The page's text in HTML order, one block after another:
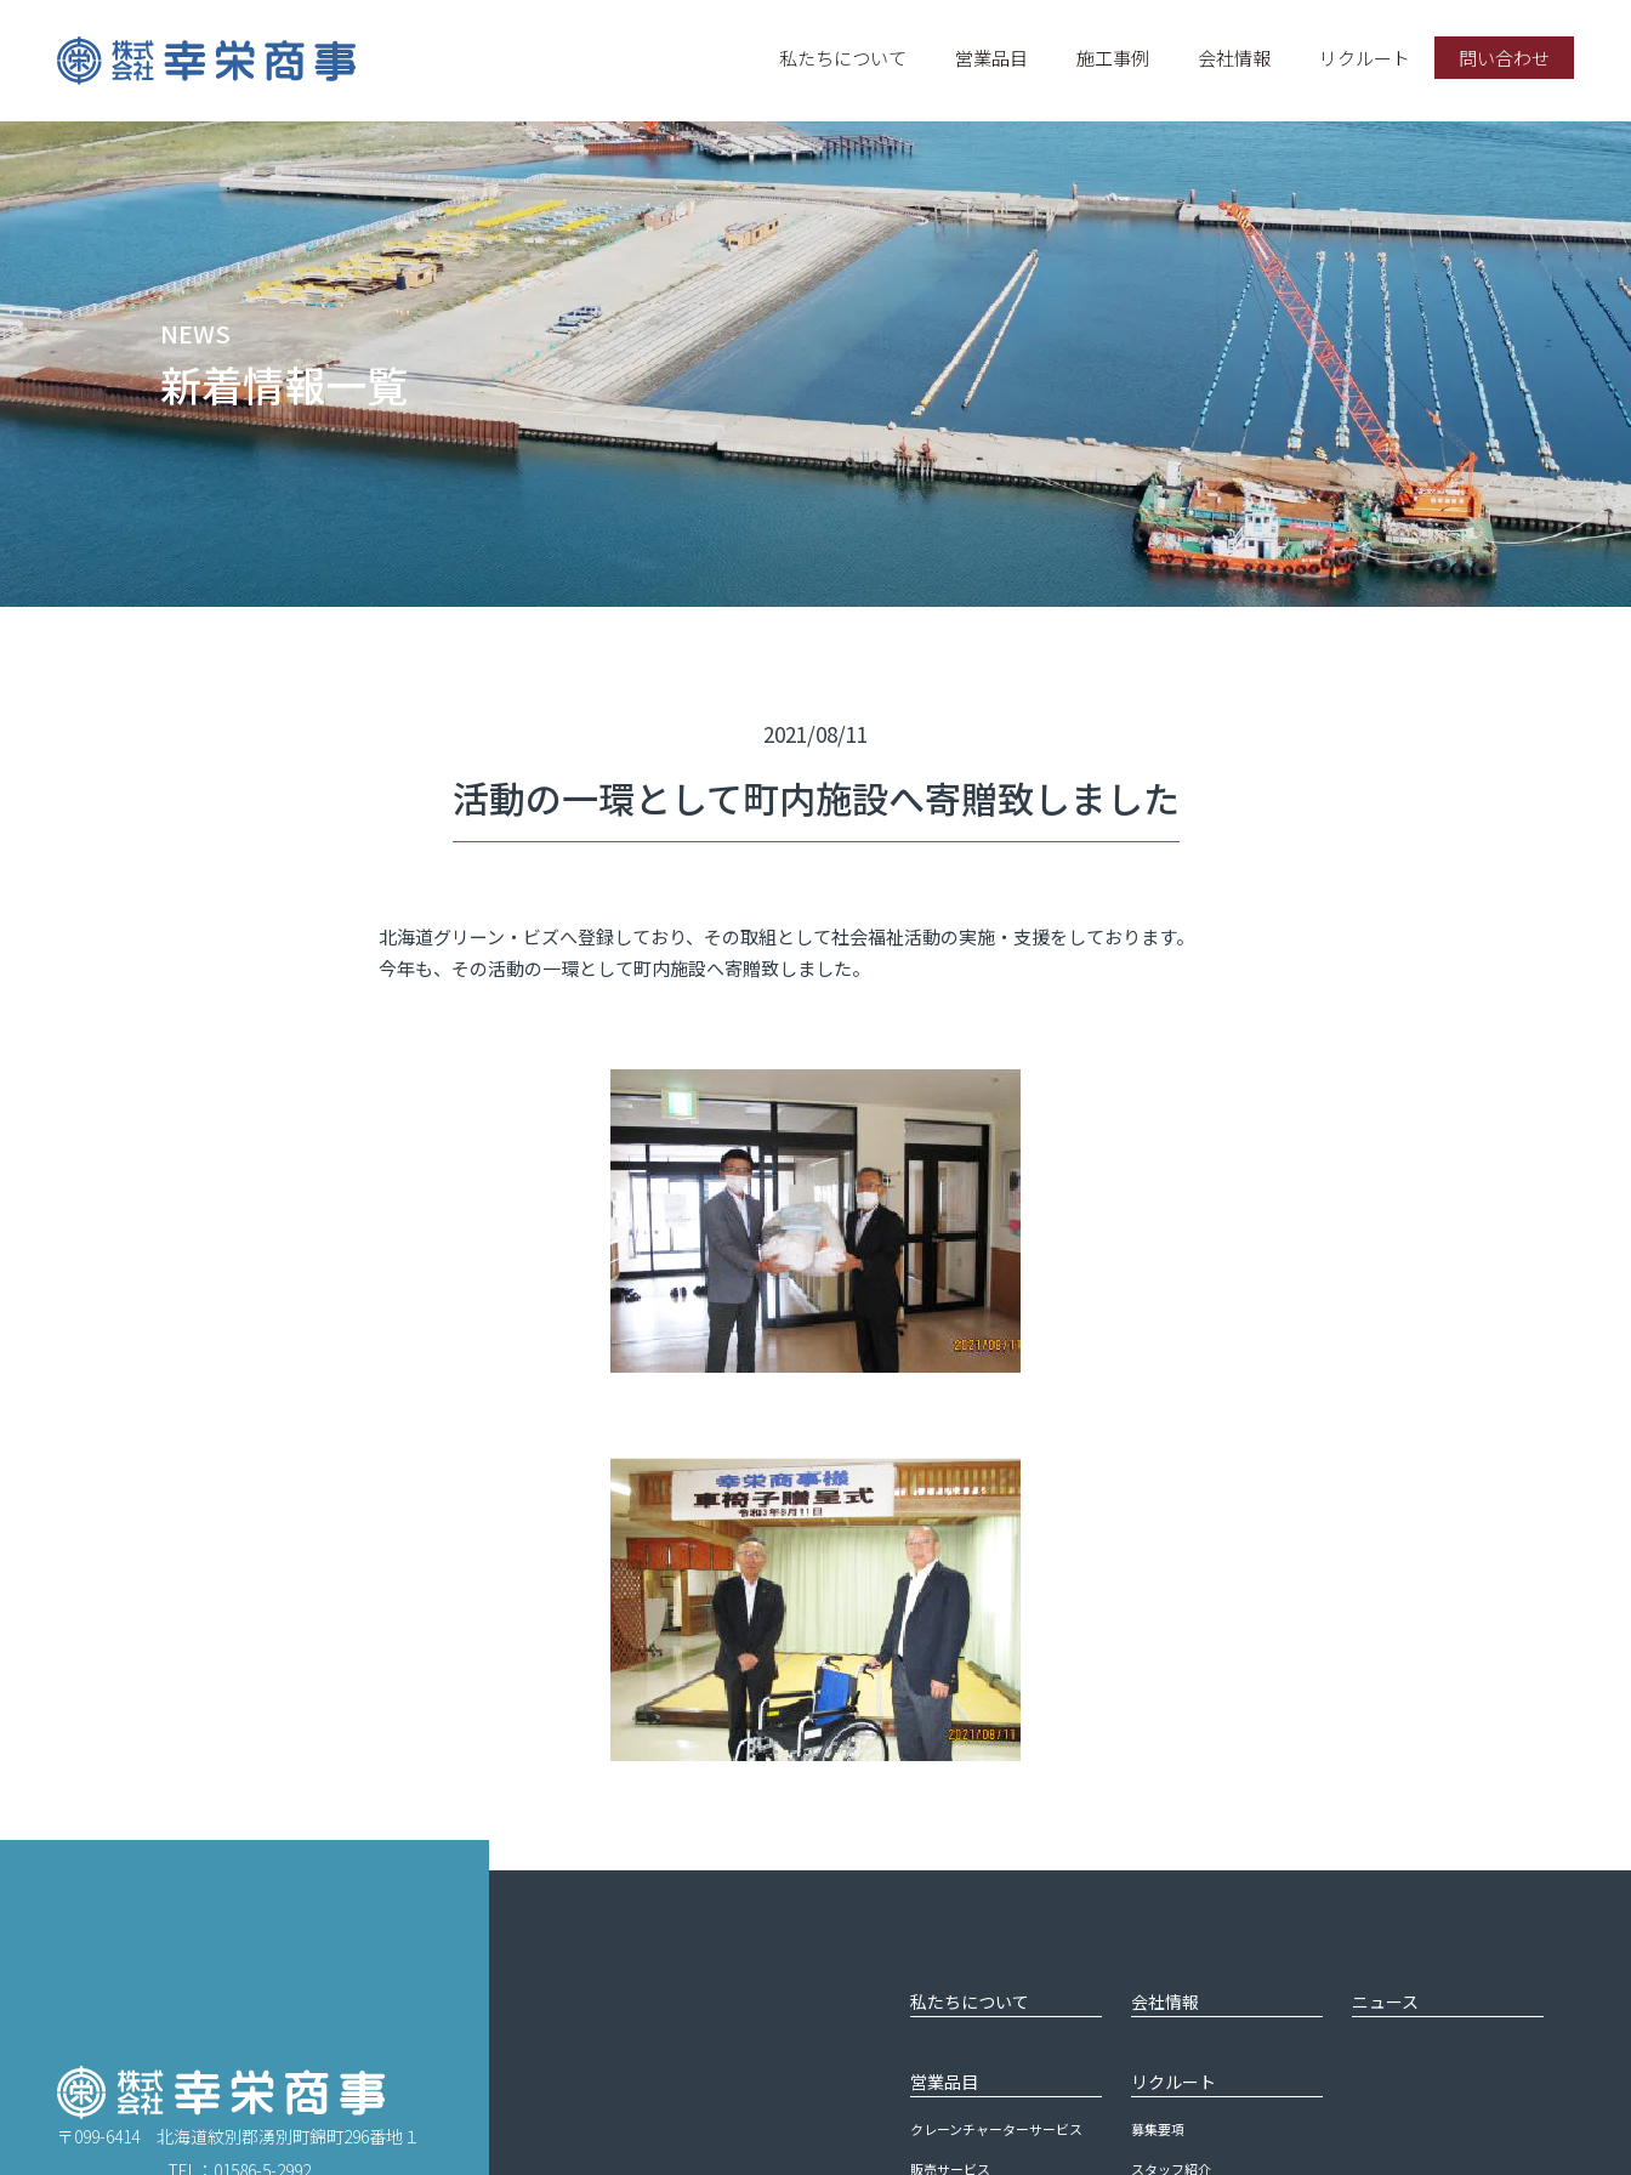
私たちについて 営業品目 施工事例 会社情報 リクルート 問い合わせ
NEWS
新着情報一覧
2021/08/11
活動の一環として町内施設へ寄贈致しました
北海道グリーン・ビズへ登録しており、その取組として社会福祉活動の実施・支援をしております。
今年も、その活動の一環として町内施設へ寄贈致しました。
〒099-6414 北海道紋別郡湧別町錦町296番地１
TEL： 01586-5-2992
私たちについて
営業品目
クレーンチャーターサービス
販売サービス
会社情報
リクルート
募集要項
スタッフ紹介
ニュース